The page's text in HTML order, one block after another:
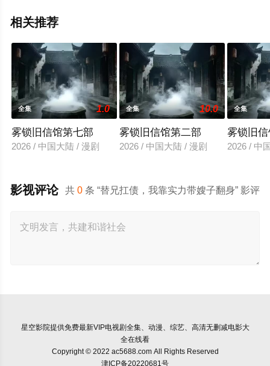
相关推荐
全集 1.0
雾锁旧信馆第七部
2026 / 中国大陆 / 漫剧
全集 10.0
雾锁旧信馆第二部
2026 / 中国大陆 / 漫剧
全集
雾锁旧
2026 / 中
共0 条 “替兄扛债，我靠实力带嫂子翻身” 影评
影视评论
星空影院提供免费最新VIP电视剧全集、动漫、综艺、高清无删减电影大
全在线看
Copyright © 2022 ac5688.com All Rights Reserved
津ICP备20220681号